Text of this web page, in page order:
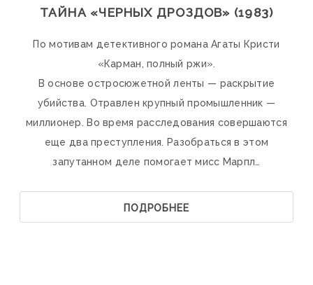
ТАЙНА «ЧЕРНЫХ ДРОЗДОВ» (1983)
По мотивам детективного романа Агаты Кристи
«Карман, полный ржи».
В основе остросюжетной ленты — раскрытие
убийства. Отравлен крупный промышленник —
миллионер. Во время расследования совершаются
еще два преступления. Разобраться в этом
запутанном деле помогает мисс Марпл…
ПОДРОБНЕЕ